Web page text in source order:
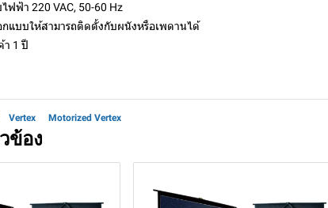
ฟฟ้า 220 VAC, 50-60 Hz
กแบบให้สามารถติดตั้งกับผนังหรือเพดานได้
1 ปี
Vertex Motorized Vertex
ข้อง